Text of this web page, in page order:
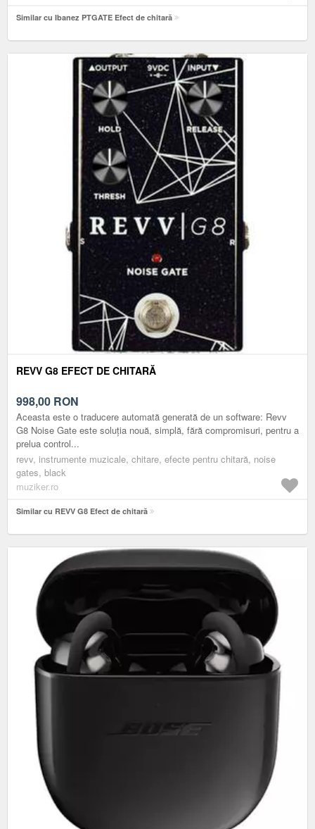
Similar cu Ibanez PTGATE Efect de chitară
REVV G8 EFECT DE CHITARĂ
998,00 RON
Aceasta este o traducere automată generată de un software: Revv
G8 Noise Gate este soluția nouă, simplă, fără compromisuri, pentru a
prelua control...
revv, instrumente muzicale, chitare, efecte pentru chitară, noise
gates, black
muziker.ro
Similar cu REVV G8 Efect de chitară